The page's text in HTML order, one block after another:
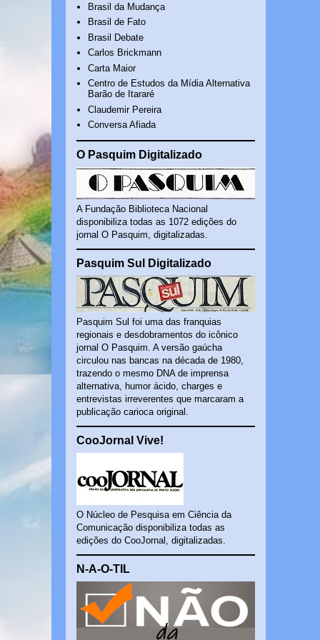
Brasil da Mudança
Brasil de Fato
Brasil Debate
Carlos Brickmann
Carta Maior
Centro de Estudos da Mídia Alternativa
Barão de Itararé
Claudemir Pereira
Conversa Afiada
O Pasquim Digitalizado
A Fundação Biblioteca Nacional
disponibiliza todas as 1072 edições do
jornal O Pasquim, digitalizadas.
Pasquim Sul Digitalizado
Pasquim Sul foi uma das franquias
regionais e desdobramentos do icônico
jornal O Pasquim. A versão gaúcha
circulou nas bancas na década de 1980,
trazendo o mesmo DNA de imprensa
alternativa, humor ácido, charges e
entrevistas irreverentes que marcaram a
publicação carioca original.
CooJornal Vive!
O Núcleo de Pesquisa em Ciência da
Comunicação disponibiliza todas as
edições do CooJornal, digitalizadas.
N-A-O-TIL